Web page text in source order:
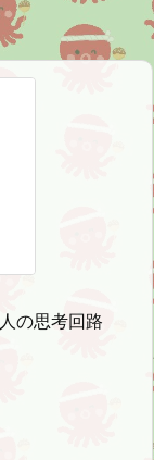
の思考回路